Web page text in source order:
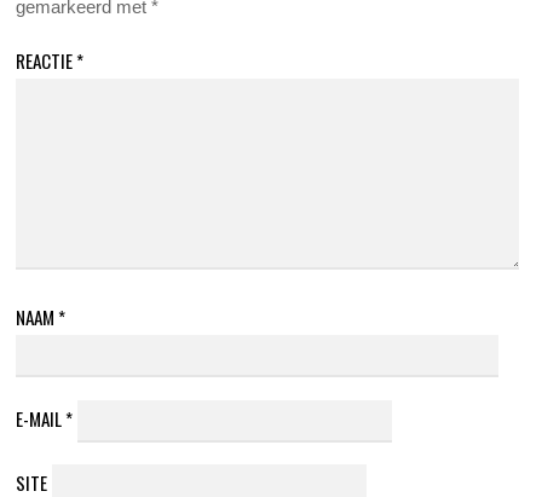
gemarkeerd met*
REACTIE*
NAAM *
E-MAIL*
SITE